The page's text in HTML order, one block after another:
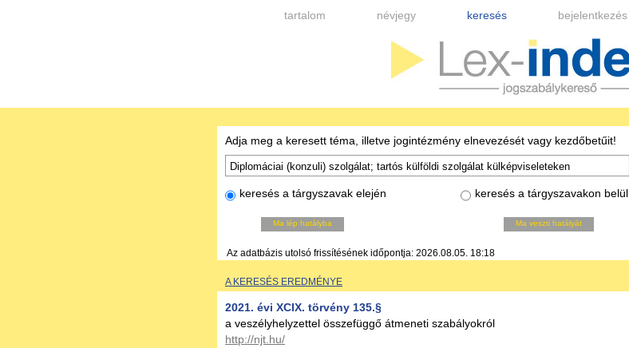
tartalom névjegy keresés bejelentkezés
Adja meg a keresett téma, illetve jogintézmény elnevezését vagy kezdőbetűit!
keresés a tárgyszavak elején keresés a tárgyszavakon belül
Ma lép hatályba Ma veszti hatályát
Az adatbázis utolsó frissítésének időpontja: 2026.08.05. 18:18
A KERESÉS EREDMÉNYE
2021. évi XCIX. törvény 135.§
a veszélyhelyzettel összefüggő átmeneti szabályokról
http://njt.hu/